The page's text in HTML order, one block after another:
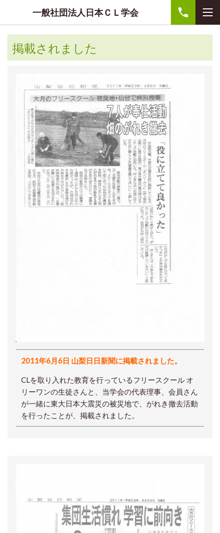
一般社団法人日本ＣＬ学会
掲載されました
2011年6月6日 山梨日日新聞に掲載されました。
CLを取り入れた教育を行っているフリースクール オ
リーワンの生徒さんと、当学会の代表理事、会員さん
が一緒に東大日本大震災の被災地で、がれき撤去活動
を行ったことが、掲載されました。